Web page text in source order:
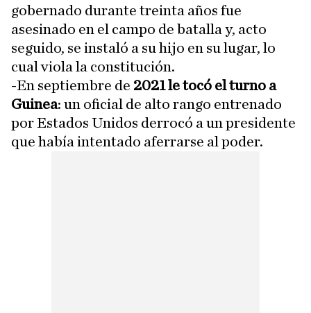
gobernado durante treinta años fue
asesinado en el campo de batalla y, acto
seguido, se instaló a su hijo en su lugar, lo
cual viola la constitución.
-En septiembre de 2021 le tocó el turno a
Guinea: un oficial de alto rango entrenado
por Estados Unidos derrocó a un presidente
que había intentado aferrarse al poder.